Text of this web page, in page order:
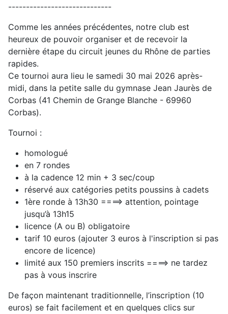
-----------------------------
Comme les années précédentes, notre club est
heureux de pouvoir organiser et de recevoir la
dernière étape du circuit jeunes du Rhône de parties
rapides.
Ce tournoi aura lieu le samedi 30 mai 2026 après-
midi, dans la petite salle du gymnase Jean Jaurès de
Corbas (41 Chemin de Grange Blanche - 69960
Corbas).
Tournoi :
homologué
en 7 rondes
à la cadence 12 min + 3 sec/coup
réservé aux catégories petits poussins à cadets
1ère ronde à 13h30 ====> attention, pointage
jusqu’à 13h15
licence (A ou B) obligatoire
tarif 10 euros (ajouter 3 euros à l'inscription si pas
encore de licence)
limité aux 150 premiers inscrits ====> ne tardez
pas à vous inscrire
De façon maintenant traditionnelle, l’inscription (10
euros) se fait facilement et en quelques clics sur